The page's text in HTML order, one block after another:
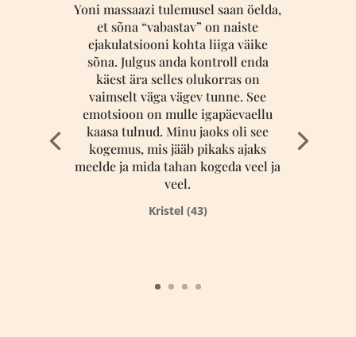
Yoni massaazi tulemusel saan öelda,
et sõna “vabastav” on naiste
ejakulatsiooni kohta liiga väike
sõna. Julgus anda kontroll enda
käest ära selles olukorras on
vaimselt väga vägev tunne. See
emotsioon on mulle igapäevaellu
kaasa tulnud. Minu jaoks oli see
kogemus, mis jääb pikaks ajaks
meelde ja mida tahan kogeda veel ja
veel.
Kristel (43)